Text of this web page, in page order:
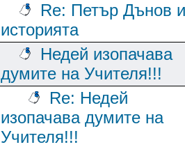
Re: Петър Дънов и
историята
Недей изопачава
думите на Учителя!!!
Re: Недей
изопачава думите на
Учителя!!!